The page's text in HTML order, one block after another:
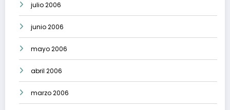
julio 2006
junio 2006
mayo 2006
abril 2006
marzo 2006